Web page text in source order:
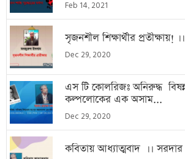
Feb 14, 2021
সৃজনশীল শিক্ষার্থীর
Dec 29, 2020
এস টি কোলরিজঃ অনিরুদ্ধ
কল্পলোকের এক অসাম...
Dec 29, 2020
কবিতায় আধ্যাত্মবাদ ।।